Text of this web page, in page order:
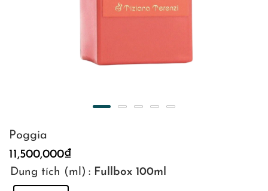
Poggia
11,500,000₫
Dung tích (ml) : Fullbox 100ml